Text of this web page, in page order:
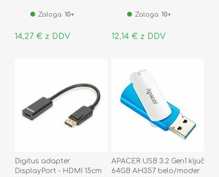
Zaloga: 10+
14,27 € z DDV
Zaloga: 10+
12,14 € z DDV
Digitus adapter
DisplayPort - HDMI 15cm
APACER USB 3.2 Gen1 ključ
64GB AH357 belo/moder